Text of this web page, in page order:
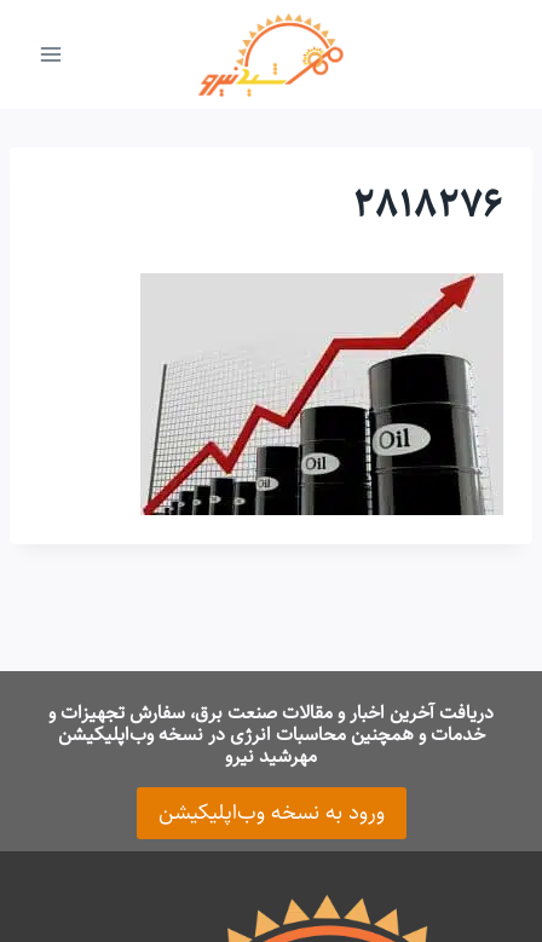
2818276
دریافت آخرین اخبار و مقالات صنعت برق، سفارش تجهیزات و
خدمات و همچنین محاسبات انرژی در نسخه وب‌اپلیکیشن
مهرشید نیرو
ورود به نسخه وب‌اپلیکیشن